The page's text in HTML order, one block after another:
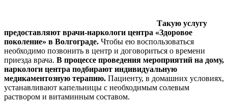
Такую услугу
предоставляют врачи-наркологи центра «Здоровое
поколение» в Волгограде. Чтобы ею воспользоваться
необходимо позвонить в центр и договориться о времени
приезда врача. В процессе проведения мероприятий на дому,
наркологи центра подбирают индивидуальную
медикаментозную терапию. Пациенту, в домашних условиях,
устанавливают капельницы с необходимым солевым
раствором и витаминным составом.